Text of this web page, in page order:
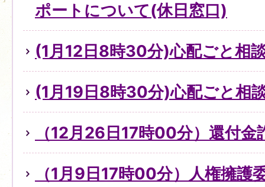
ポートについて(休日窓口)
(1月12日8時30分)心配ごと相
(1月19日8時30分)心配ごと相
（12月26日17時00分）還付金
（1月9日17時00分）人権擁護